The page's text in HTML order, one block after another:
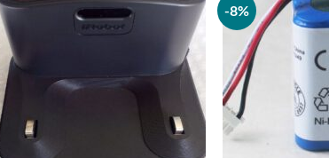
-8%